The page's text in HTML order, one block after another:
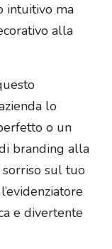
intuitivo ma
alla
lo
o un
branding alla
sul tuo
e divertente